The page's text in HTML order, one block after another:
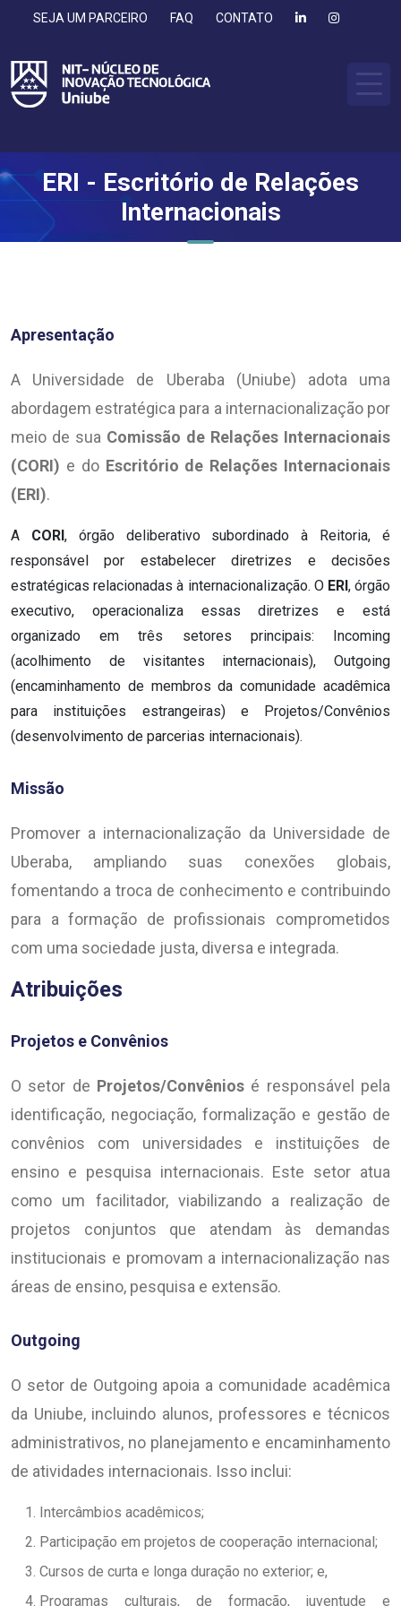
SEJA UM PARCEIRO FAQ CONTATO
ERI - Escritório de Relações
Internacionais
Apresentação
A Universidade de Uberaba (Uniube) adota uma
abordagem estratégica para a internacionalização por
meio de sua Comissão de Relações Internacionais
(CORI) e do Escritório de Relações Internacionais
(ERI).
A CORI, órgão deliberativo subordinado à Reitoria, é
responsável por estabelecer diretrizes e decisões
estratégicas relacionadas à internacionalização. O ERI, órgão
executivo, operacionaliza essas diretrizes e está
organizado em três setores principais: Incoming
(acolhimento de visitantes internacionais), Outgoing
(encaminhamento de membros da comunidade acadêmica
para instituições estrangeiras) e Projetos/Convênios
(desenvolvimento de parcerias internacionais).
Missão
Promover a internacionalização da Universidade de
Uberaba, ampliando suas conexões globais,
fomentando a troca de conhecimento e contribuindo
para a formação de profissionais comprometidos
com uma sociedade justa, diversa e integrada.
Atribuições
Projetos e Convênios
O setor de Projetos/Convênios é responsável pela
identificação, negociação, formalização e gestão de
convênios com universidades e instituições de
ensino e pesquisa internacionais. Este setor atua
como um facilitador, viabilizando a realização de
projetos conjuntos que atendam às demandas
institucionais e promovam a internacionalização nas
áreas de ensino, pesquisa e extensão.
Outgoing
O setor de Outgoing apoia a comunidade acadêmica
da Uniube, incluindo alunos, professores e técnicos
administrativos, no planejamento e encaminhamento
de atividades internacionais. Isso inclui:
Intercâmbios acadêmicos;
Participação em projetos de cooperação internacional;
Cursos de curta e longa duração no exterior; e,
Programas culturais, de formação, juventude e